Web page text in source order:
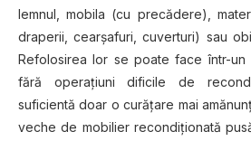
lemnul, mobila (cu precădere),
draperii, cearşafuri, cuverturi) sau
Refolosirea lor se poate face într-un
fără operaţiuni dificile de
suficientă doar o curăţare mai
veche de mobilier recondiţionată